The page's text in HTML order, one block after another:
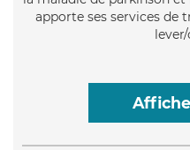
apporte ses services de